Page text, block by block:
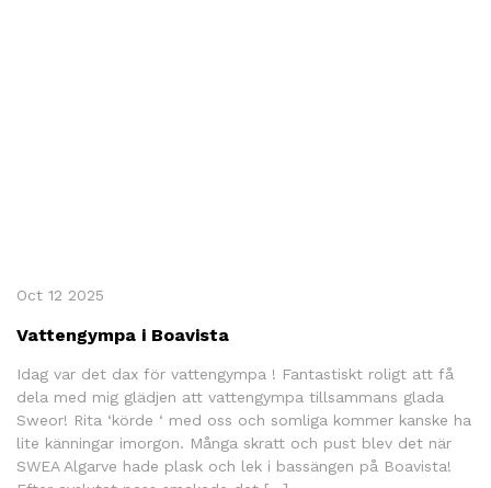
Oct 12 2025
Vattengympa i Boavista
Idag var det dax för vattengympa ! Fantastiskt roligt att få
dela med mig glädjen att vattengympa tillsammans glada
Sweor! Rita ‘körde ‘ med oss och somliga kommer kanske ha
lite känningar imorgon. Många skratt och pust blev det när
SWEA Algarve hade plask och lek i bassängen på Boavista!